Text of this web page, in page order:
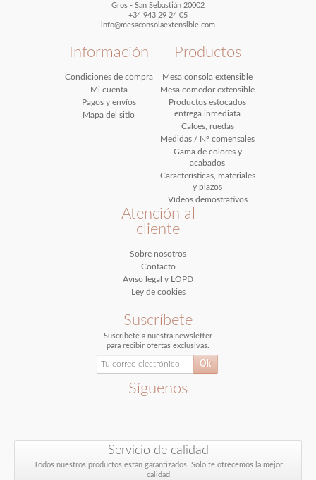
Gros - San Sebastián 20002
+34 943 29 24 05
info@mesaconsolaextensible.com
Información
Condiciones de compra
Mi cuenta
Pagos y envíos
Mapa del sitio
Productos
Mesa consola extensible
Mesa comedor extensible
Productos estocados
entrega inmediata
Calces, ruedas
Medidas / Nº comensales
Gama de colores y
acabados
Características, materiales
y plazos
Vídeos demostrativos
Atención al
cliente
Sobre nosotros
Contacto
Aviso legal y LOPD
Ley de cookies
Suscríbete
Suscríbete a nuestra newsletter
para recibir ofertas exclusivas.
Síguenos
Servicio de calidad
Todos nuestros productos están garantizados. Solo te ofrecemos la mejor
calidad